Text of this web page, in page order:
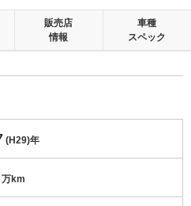
販売店
情報
車種
スペック
(H29)年
万km